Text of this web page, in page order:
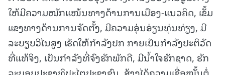
ໃຫ້ມີຄວາມໜັກແໜ້ນທາງດ້ານການເມືອງ-ແນວຄິດ, ເຂັ້ມ
ແຂງທາງດ້ານການຈັດຕັ້ງ, ມີຄວາມອຸ່ນອ່ຽນທຸ່ນທ່ຽງ, ມີ
ລະບຽບວິໄນສູງ ເຮັດໃຫ້ກໍາລັງປກ ກາຍເປັນກໍາລັງປະຕິວັດ
ທີ່ແທ້ຈິງ, ເປັນກໍາລັງທີ່ຈົງຮັກພັກດີ, ມີນໍ້າໃຈຮັກຊາດ, ຮັກ